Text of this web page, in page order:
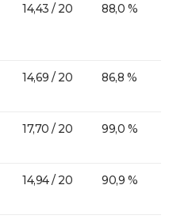
14,43 / 20 88,0 %
14,69 / 20 86,8 %
17,70 / 20 99,0 %
14,94 / 20 90,9 %